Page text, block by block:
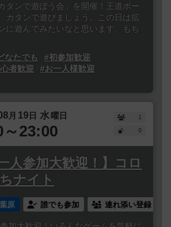
タンで遊ぼう会」を開催！王道ボー
カタンで遊びましょう。この日は拡
に遊んでみたいなと思います。もち
なたでも
#初参加歓迎
者歓迎
#お一人様歓迎
月 19日 水曜日
～23:00
1
0
人参加大歓迎！】コロ
ナイト
原 誰でも参加 連れ添い登録